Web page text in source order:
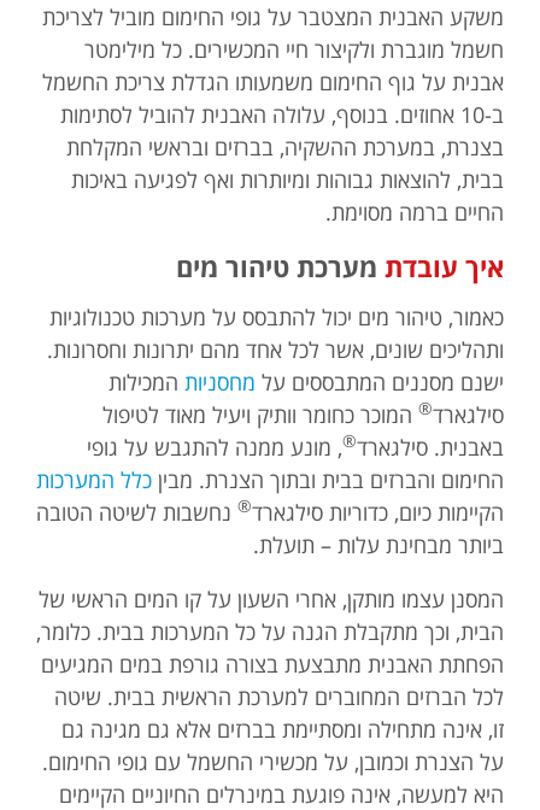
משקע האבנית המצטבר על גופי החימום מוביל לצריכת
חשמל מוגברת ולקיצור חיי המכשירים. כל מילימטר
אבנית על גוף החימום משמעותו הגדלת צריכת החשמל
ב-10 אחוזים. בנוסף, עלולה האבנית להוביל לסתימות
בצנרת, במערכת ההשקיה, בברזים ובראשי המקלחת
בבית, להוצאות גבוהות ומיותרות ואף לפגיעה באיכות
החיים ברמה מסוימת.
איך עובדת מערכת טיהור מים
כאמור, טיהור מים יכול להתבסס על מערכות טכנולוגיות
ותהליכים שונים, אשר לכל אחד מהם יתרונות וחסרונות.
ישנם מסננים המתבססים על מחסניות המכילות
סילגארד® המוכר כחומר וותיק ויעיל מאוד לטיפול
באבנית. סילגארד®, מונע ממנה להתגבש על גופי
החימום והברזים בבית ובתוך הצנרת. מבין כלל המערכות
הקיימות כיום, כדוריות סילגארד® נחשבות לשיטה הטובה
ביותר מבחינת עלות – תועלת.
המסנן עצמו מותקן, אחרי השעון על קו המים הראשי של
הבית, וכך מתקבלת הגנה על כל המערכות בבית. כלומר,
הפחתת האבנית מתבצעת בצורה גורפת במים המגיעים
לכל הברזים המחוברים למערכת הראשית בבית. שיטה
זו, אינה מתחילה ומסתיימת בברזים אלא גם מגינה גם
על הצנרת וכמובן, על מכשירי החשמל עם גופי החימום.
היא למעשה, אינה פוגעת במינרלים החיוניים הקיימים